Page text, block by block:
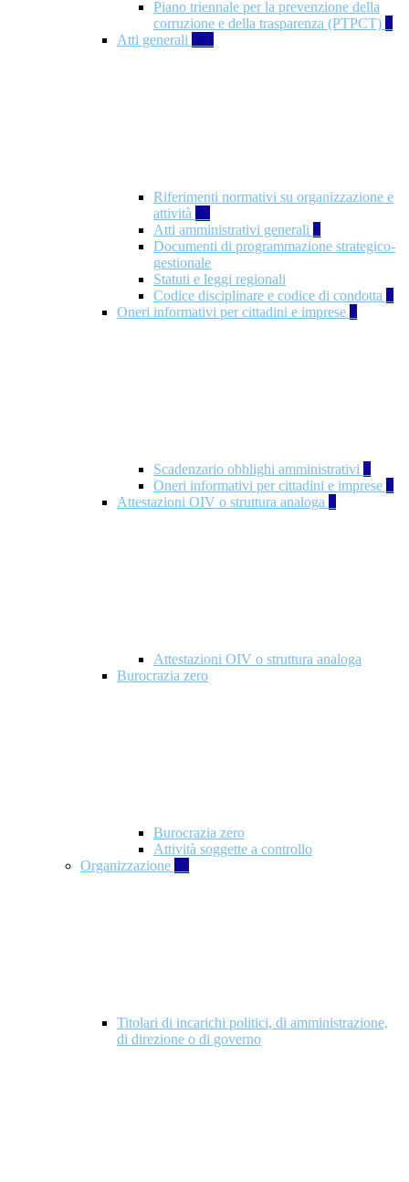
Piano triennale per la prevenzione della
corruzione e della trasparenza (PTPCT) 2
Atti generali 126
Riferimenti normativi su organizzazione e
attività 77
Atti amministrativi generali 3
Documenti di programmazione strategico-
gestionale
Statuti e leggi regionali
Codice disciplinare e codice di condotta 1
Oneri informativi per cittadini e imprese 8
Scadenzario obblighi amministrativi 1
Oneri informativi per cittadini e imprese 1
Attestazioni OIV o struttura analoga 2
Attestazioni OIV o struttura analoga
Burocrazia zero
Burocrazia zero
Attività soggette a controllo
Organizzazione 10
Titolari di incarichi politici, di amministrazione,
di direzione o di governo